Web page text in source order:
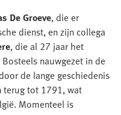
De Groeve, die er
dienst, en zijn collega
, die al 27 jaar het
nauwgezet in de
de lange geschiedenis
terug tot 1791, wat
Momenteel is